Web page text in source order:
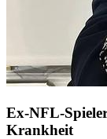
Ex-NFL-
Krankheit